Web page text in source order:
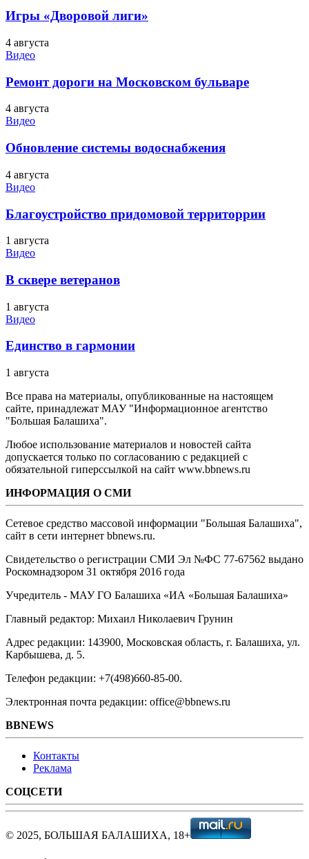
Игры «Дворовой лиги»
4 августа
Видео
Ремонт дороги на Московском бульваре
4 августа
Видео
Обновление системы водоснабжения
4 августа
Видео
Благоустройство придомовой территоррии
1 августа
Видео
В сквере ветеранов
1 августа
Видео
Единство в гармонии
1 августа
Все права на материалы, опубликованные на настоящем
сайте, принадлежат МАУ "Информационное агентство
"Большая Балашиха".
Любое использование материалов и новостей сайта
допускается только по согласованию с редакцией с
обязательной гиперссылкой на сайт www.bbnews.ru
ИНФОРМАЦИЯ О СМИ
Сетевое средство массовой информации "Большая Балашиха",
сайт в сети интернет bbnews.ru.
Свидетельство о регистрации СМИ Эл №ФС ‎77-67562 выдано
Роскомнадзором 31 октября 2016 года
Учредитель - МАУ ГО Балашиха «ИА «Большая Балашиха»
Главный редактор: Михаил Николаевич Грунин
Адрес редакции: 143900, Московская область, г. Балашиха, ул.
Карбышева, д. 5.
Телефон редакции: +7(498)660-85-00.
Электронная почта редакции: office@bbnews.ru
BBNEWS
Контакты
Реклама
СОЦСЕТИ
© 2025, БОЛЬШАЯ БАЛАШИХА, 18+